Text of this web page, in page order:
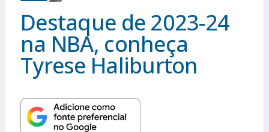
Destaque de 2023-24
na NBA, conheça
Tyrese Haliburton